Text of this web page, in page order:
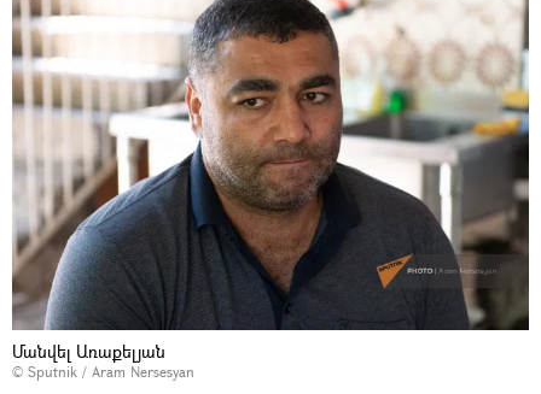
Մանվել Առաքելյան
© Sputnik / Aram Nersesyan